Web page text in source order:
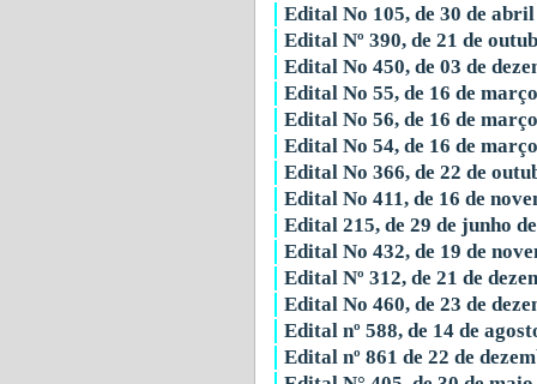
Edital No 105, de 30 de
Edital Nº 390, de 21 de
Edital No 450, de 03 de
Edital No 55, de 16 de
Edital No 56, de 16 de
Edital No 54, de 16 de
Edital No 366, de 22 de
Edital No 411, de 16 de
Edital 215, de 29 de junho
Edital No 432, de 19 de
Edital Nº 312, de 21 de
Edital No 460, de 23 de
Edital nº 588, de 14 de
Edital nº 861 de 22 de